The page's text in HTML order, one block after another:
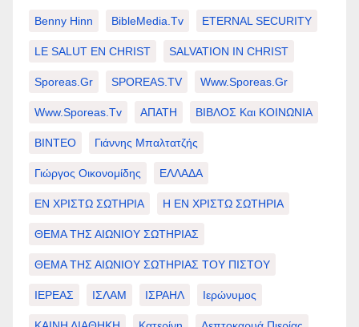
Benny Hinn BibleMedia.tv ETERNAL SECURITY
LE SALUT EN CHRIST SALVATION IN CHRIST
Sporeas.gr SPOREAS.TV Www.sporeas.gr
Www.sporeas.tv ΑΠΑΤΗ ΒΙΒΛΟΣ Και ΚΟΙΝΩΝΙΑ
ΒΙΝΤΕΟ Γιάννης Μπαλτατζής
Γιώργος Οικονομίδης ΕΛΛΑΔΑ
ΕΝ ΧΡΙΣΤΩ ΣΩΤΗΡΙΑ Η ΕΝ ΧΡΙΣΤΩ ΣΩΤΗΡΙΑ
ΘΕΜΑ ΤΗΣ ΑΙΩΝΙΟΥ ΣΩΤΗΡΙΑΣ
ΘΕΜΑ ΤΗΣ ΑΙΩΝΙΟΥ ΣΩΤΗΡΙΑΣ ΤΟΥ ΠΙΣΤΟΥ
ΙΕΡΕΑΣ ΙΣΛΑΜ ΙΣΡΑΗΛ Ιερώνυμος